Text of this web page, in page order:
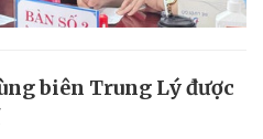
biên Trung Lý được